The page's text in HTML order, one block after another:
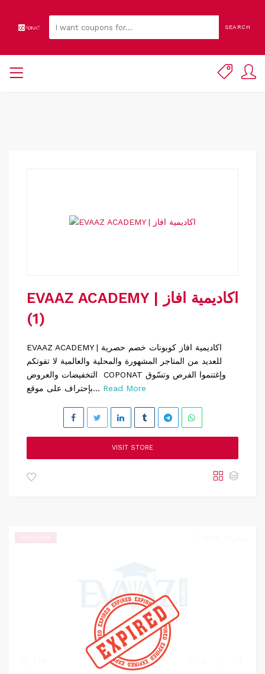
SEARCH
EVAAZ ACADEMY | اكاديمية افاز
(1)
EVAAZ ACADEMY | اكاديمية افاز كوبونات خصم حصرية
للعديد من المتاجر المشهورة والمحلية والعالمية لا تفوتكم
التخفيضات والعروض COPONAT وإغتنموا الفرص وتسّوق
بإحتراف على موقع... Read More
VISIT STORE